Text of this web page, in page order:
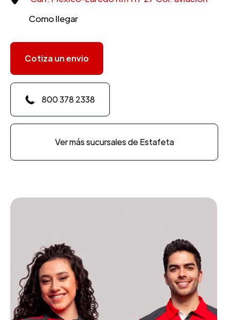
Como llegar
Cotiza un envio
800 378 2338
Ver más sucursales de Estafeta